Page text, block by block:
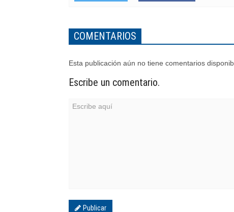
COMENTARIOS
Esta publicación aún no tiene comentarios
Escribe un comentario.
Publicar